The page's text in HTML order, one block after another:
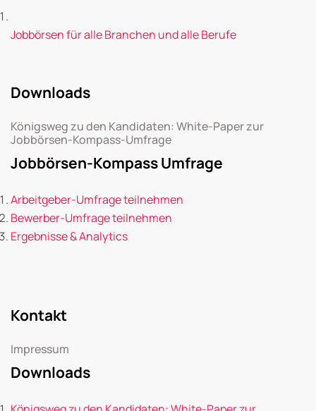
Jobbörsen für alle Branchen und alle Berufe
Downloads
Königsweg zu den Kandidaten: White-Paper zur
Jobbörsen-Kompass-Umfrage
Jobbörsen-Kompass Umfrage
Arbeitgeber-Umfrage teilnehmen
Bewerber-Umfrage teilnehmen
Ergebnisse & Analytics
Kontakt
Impressum
Downloads